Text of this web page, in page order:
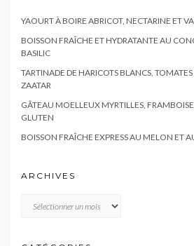
YAOURT À BOIRE ABRICOT, NECTARINE ET
BOISSON FRAÎCHE ET HYDRATANTE AU
BASILIC
TARTINADE DE HARICOTS BLANCS, TOMATES
ZAATAR
GÂTEAU MOELLEUX MYRTILLES,
GLUTEN
BOISSON FRAÎCHE EXPRESS AU MELON ET
ARCHIVES